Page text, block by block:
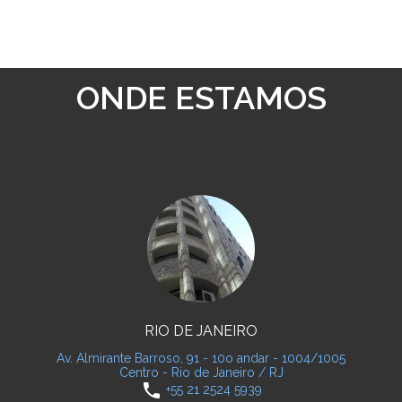
ONDE ESTAMOS
RIO DE JANEIRO
Av. Almirante Barroso, 91 - 10o andar - 1004/1005
Centro - Rio de Janeiro / RJ
phone +55 21 2524 5939